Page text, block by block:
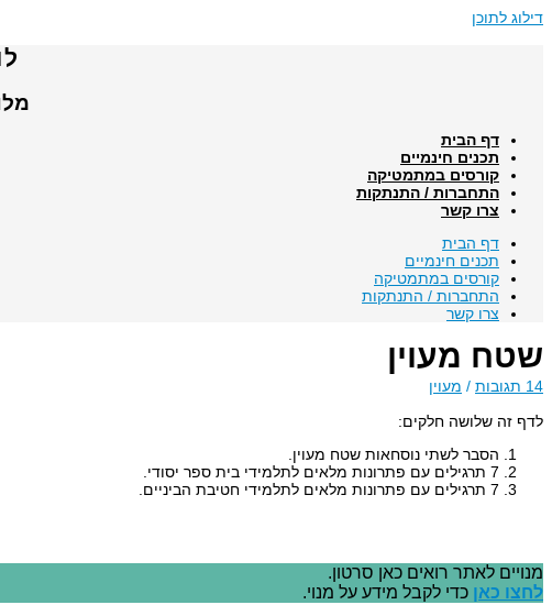
דילוג לתוכן
דף הבית
תכנים חינמיים
קורסים במתמטיקה
התחברות / התנתקות
צרו קשר
דף הבית
תכנים חינמיים
קורסים במתמטיקה
התחברות / התנתקות
צרו קשר
שטח מעוין
14 תגובות / מעוין
לדף זה שלושה חלקים:
הסבר לשתי נוסחאות שטח מעוין.
7 תרגילים עם פתרונות מלאים לתלמידי בית ספר יסודי.
7 תרגילים עם פתרונות מלאים לתלמידי חטיבת הביניים.
מנויים לאתר רואים כאן סרטון.
לחצו כאן כדי לקבל מידע על מנוי.